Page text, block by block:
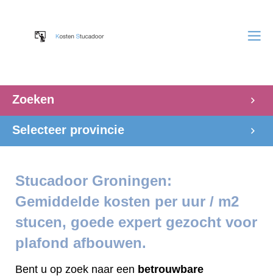
Zoeken
Selecteer provincie
Stucadoor Groningen:
Gemiddelde kosten per uur / m2
stucen, goede expert gezocht voor
plafond afbouwen.
Bent u op zoek naar een betrouwbare